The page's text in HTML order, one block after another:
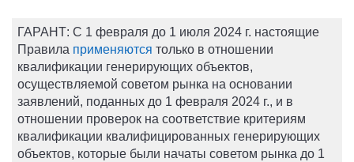
ГАРАНТ: С 1 февраля до 1 июля 2024 г. настоящие
Правила применяются только в отношении
квалификации генерирующих объектов,
осуществляемой советом рынка на основании
заявлений, поданных до 1 февраля 2024 г., и в
отношении проверок на соответствие критериям
квалификации квалифицированных генерирующих
объектов, которые были начаты советом рынка до 1